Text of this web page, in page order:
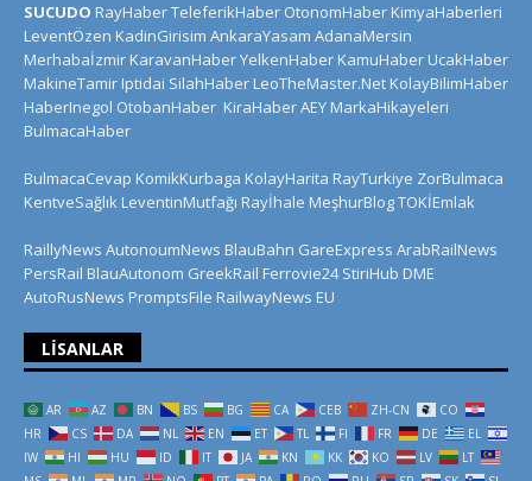
SUCUDO RayHaberTeleferikHaber OtonomHaber KimyaHaberleri
LeventÖzen KadinGirisim AnkaraYasam AdanaMersin
Merhabaİzmir KaravanHaberYelkenHaber KamuHaber UcakHaber
MakineTamir Iptidai SilahHaber LeoTheMaster.Net KolayBilimHaber
HaberInegol OtobanHaber KiraHaberAEY MarkaHikayeleri
BulmacaHaber
BulmacaCevap KomikKurbaga KolayHarita RayTurkiye ZorBulmaca
KentveSağlık LeventinMutfağı Rayİhale MeşhurBlogTOKİEmlak
RaillyNews AutonoumNews BlauBahn GareExpress ArabRailNews
PersRail BlauAutonom GreekRail Ferrovie24 StiriHub DME
AutoRusNews PromptsFile RailwayNews EU
LISANLAR
AR AZ BN BS BG CA CEB ZH-CN
CO
HR
CS DA NL EN ET TL FI FR DE
EL
IW
HI HU ID IT JA KN KK KO LV
LT